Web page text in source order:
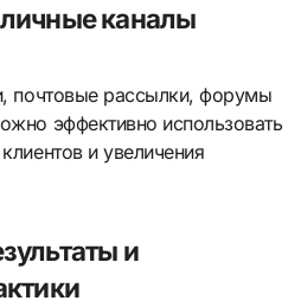
каналы
почтовые рассылки, форумы
эффективно использовать
и увеличения
и